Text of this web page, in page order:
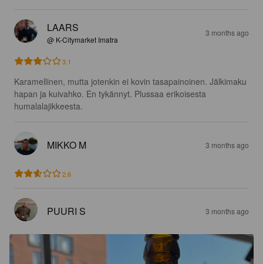
LAARS
@ K-Citymarket Imatra
3 months ago
3.1
Karamellinen, mutta jotenkin ei kovin tasapainoinen. Jälkimaku
hapan ja kuivahko. En tykännyt. Plussaa erikoisesta
humalalajikkeesta.
MIKKO M 3 months ago
2.6
PUURI S 3 months ago